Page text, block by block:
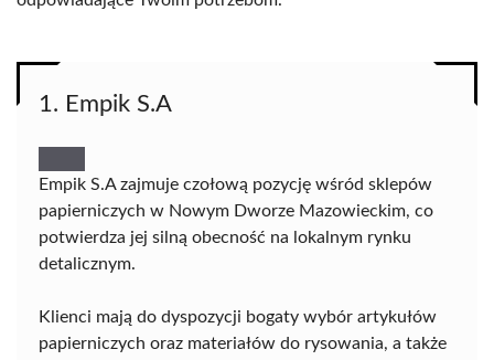
1. Empik S.A
Empik S.A zajmuje czołową pozycję wśród sklepów
papierniczych w Nowym Dworze Mazowieckim, co
potwierdza jej silną obecność na lokalnym rynku
detalicznym.
Klienci mają do dyspozycji bogaty wybór artykułów
papierniczych oraz materiałów do rysowania, a także